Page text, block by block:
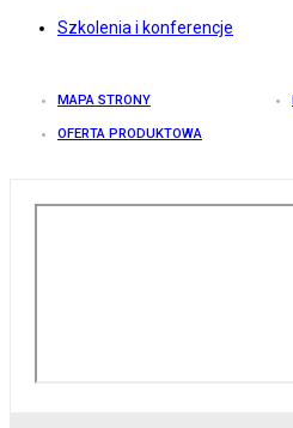
Szkolenia i konferencje
MAPA STRONY
OFERTA PRODUKTOWA